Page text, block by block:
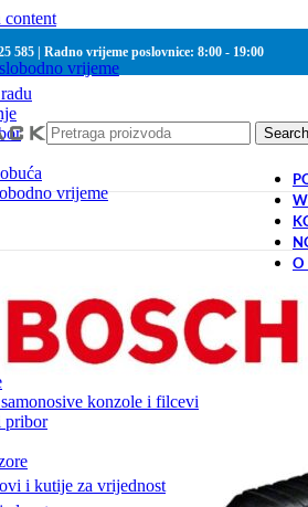
content
585 | Radno vrijeme poslovnice: 8:00 - 19:00
Search
vrijeme
vrijeme
konzole i filcevi
pribor
i kutije za vrijednost
O